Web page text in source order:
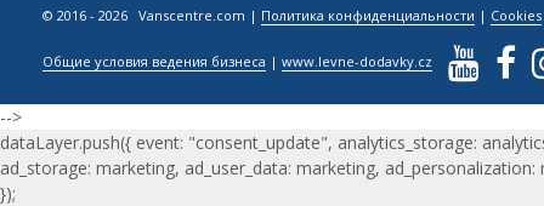
© 2016 - 2026 Vanscentre.com | Политика конфиденциальности | Cookies
Общие условия ведения бизнеса |www.levne-dodavky.cz
-->
dataLayer.push({ event: "consent_update", analytics_storage:
ad_storage: marketing, ad_user_data: marketing, ad_personalization:
});